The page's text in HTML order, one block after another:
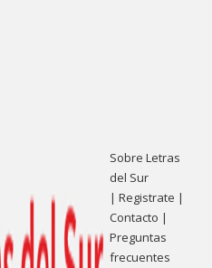
Sobre Letras
del Sur
| Registrate |
Contacto |
Preguntas
frecuentes